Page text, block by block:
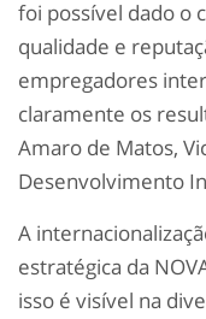
foi possível dado o
qualidade e
empregadores
claramente os
Amaro de Matos,
Desenvolvimento
A
estratégica da
isso é visível na